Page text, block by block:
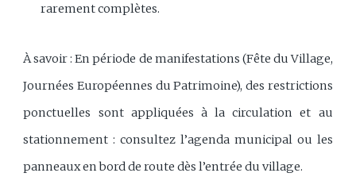
rarement complètes.
À savoir : En période de manifestations (Fête du Village,
Journées Européennes du Patrimoine), des restrictions
ponctuelles sont appliquées à la circulation et au
stationnement : consultez l’agenda municipal ou les
panneaux en bord de route dès l’entrée du village.